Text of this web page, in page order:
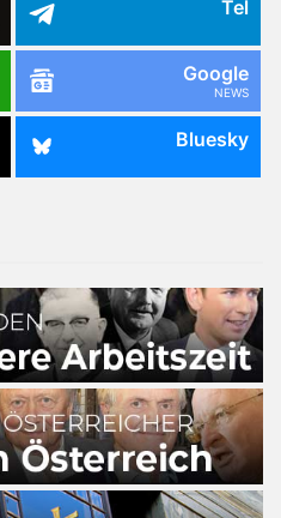
Tel
Google
NEWS
Bluesky